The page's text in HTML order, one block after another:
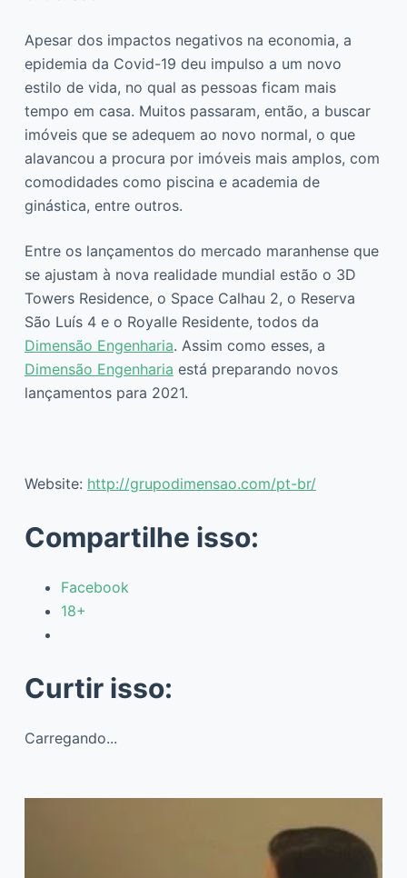
Apesar dos impactos negativos na economia, a
epidemia da Covid-19 deu impulso a um novo
estilo de vida, no qual as pessoas ficam mais
tempo em casa. Muitos passaram, então, a buscar
imóveis que se adequem ao novo normal, o que
alavancou a procura por imóveis mais amplos, com
comodidades como piscina e academia de
ginástica, entre outros.
Entre os lançamentos do mercado maranhense que
se ajustam à nova realidade mundial estão o 3D
Towers Residence, o Space Calhau 2, o Reserva
São Luís 4 e o Royalle Residente, todos da
Dimensão Engenharia. Assim como esses, a
Dimensão Engenharia está preparando novos
lançamentos para 2021.
Website: http://grupodimensao.com/pt-br/
Compartilhe isso:
Facebook
18+
Curtir isso:
Carregando...